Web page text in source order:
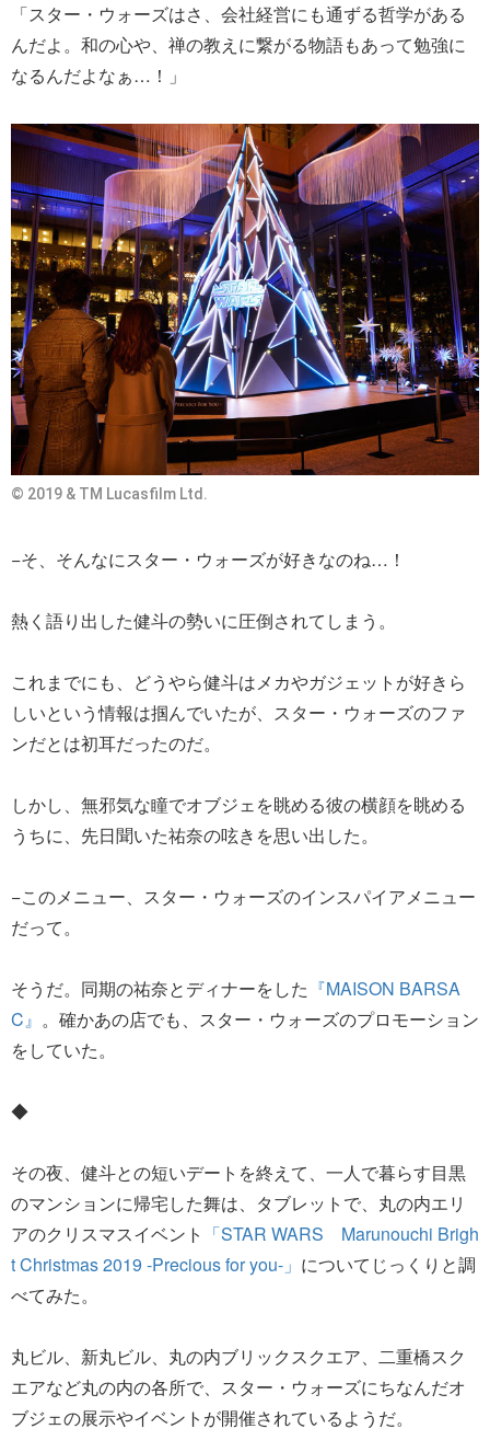
「スター・ウォーズはさ、会社経営にも通ずる哲学がある
んだよ。和の心や、禅の教えに繋がる物語もあって勉強に
なるんだよなぁ…！」
© 2019 & TM Lucasfilm Ltd.
−そ、そんなにスター・ウォーズが好きなのね…！
熱く語り出した健斗の勢いに圧倒されてしまう。
これまでにも、どうやら健斗はメカやガジェットが好きら
しいという情報は掴んでいたが、スター・ウォーズのファ
ンだとは初耳だったのだ。
しかし、無邪気な瞳でオブジェを眺める彼の横顔を眺める
うちに、先日聞いた祐奈の呟きを思い出した。
−このメニュー、スター・ウォーズのインスパイアメニュー
だって。
そうだ。同期の祐奈とディナーをした 『MAISON BARSA
C』 。確かあの店でも、スター・ウォーズのプロモーション
をしていた。
◆
その夜、健斗との短いデートを終えて、一人で暮らす目黒
のマンションに帰宅した舞は、タブレットで、丸の内エリ
アのクリスマスイベント 「STAR WARS Marunouchi Brigh
t Christmas 2019 -Precious for you-」 についてじっくりと調
べてみた。
丸ビル、新丸ビル、丸の内ブリックスクエア、二重橋スク
エアなど丸の内の各所で、スター・ウォーズにちなんだオ
ブジェの展示やイベントが開催されているようだ。